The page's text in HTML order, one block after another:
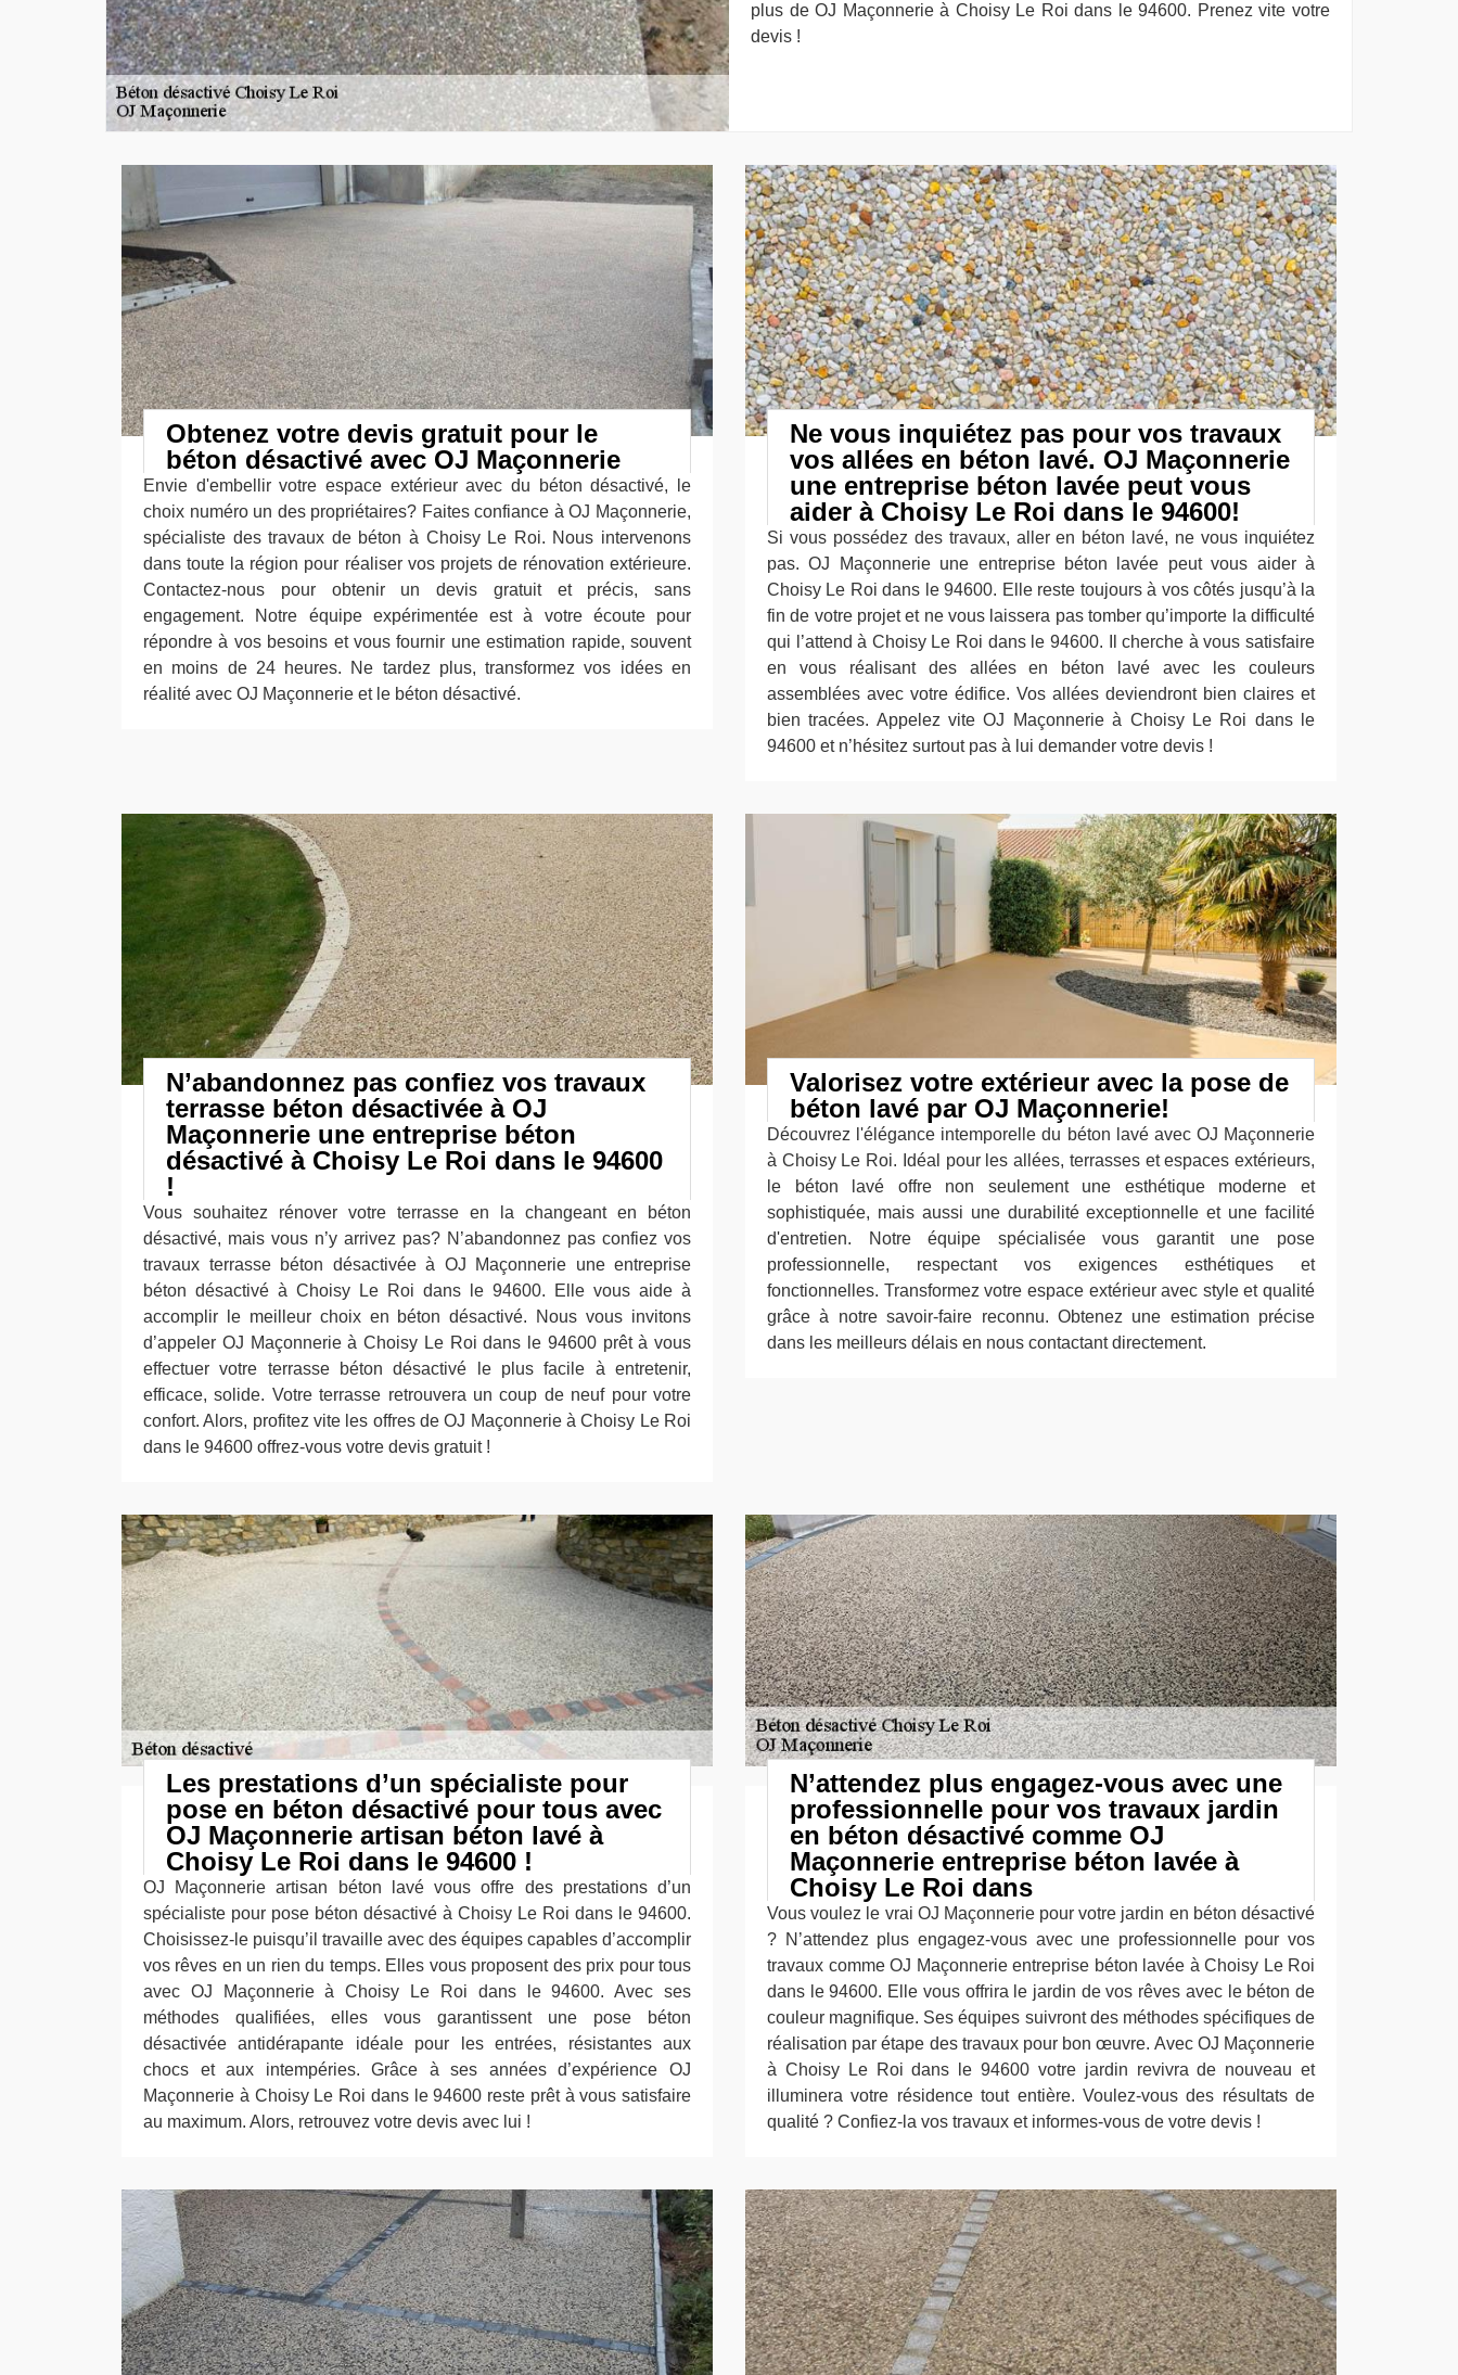
plus de OJ Maçonnerie à Choisy Le Roi dans le 94600. Prenez vite votre
devis !
Obtenez votre devis gratuit pour le
béton désactivé avec OJ Maçonnerie
Envie d'embellir votre espace extérieur avec du béton désactivé, le
choix numéro un des propriétaires? Faites confiance à OJ Maçonnerie,
spécialiste des travaux de béton à Choisy Le Roi. Nous intervenons
dans toute la région pour réaliser vos projets de rénovation extérieure.
Contactez-nous pour obtenir un devis gratuit et précis, sans
engagement. Notre équipe expérimentée est à votre écoute pour
répondre à vos besoins et vous fournir une estimation rapide, souvent
en moins de 24 heures. Ne tardez plus, transformez vos idées en
réalité avec OJ Maçonnerie et le béton désactivé.
Ne vous inquiétez pas pour vos travaux
vos allées en béton lavé. OJ Maçonnerie
une entreprise béton lavée peut vous
aider à Choisy Le Roi dans le 94600!
Si vous possédez des travaux, aller en béton lavé, ne vous inquiétez
pas. OJ Maçonnerie une entreprise béton lavée peut vous aider à
Choisy Le Roi dans le 94600. Elle reste toujours à vos côtés jusqu’à la
fin de votre projet et ne vous laissera pas tomber qu’importe la difficulté
qui l’attend à Choisy Le Roi dans le 94600. Il cherche à vous satisfaire
en vous réalisant des allées en béton lavé avec les couleurs
assemblées avec votre édifice. Vos allées deviendront bien claires et
bien tracées. Appelez vite OJ Maçonnerie à Choisy Le Roi dans le
94600 et n’hésitez surtout pas à lui demander votre devis !
N’abandonnez pas confiez vos travaux
terrasse béton désactivée à OJ
Maçonnerie une entreprise béton
désactivé à Choisy Le Roi dans le 94600
!
Vous souhaitez rénover votre terrasse en la changeant en béton
désactivé, mais vous n’y arrivez pas? N’abandonnez pas confiez vos
travaux terrasse béton désactivée à OJ Maçonnerie une entreprise
béton désactivé à Choisy Le Roi dans le 94600. Elle vous aide à
accomplir le meilleur choix en béton désactivé. Nous vous invitons
d’appeler OJ Maçonnerie à Choisy Le Roi dans le 94600 prêt à vous
effectuer votre terrasse béton désactivé le plus facile à entretenir,
efficace, solide. Votre terrasse retrouvera un coup de neuf pour votre
confort. Alors, profitez vite les offres de OJ Maçonnerie à Choisy Le Roi
dans le 94600 offrez-vous votre devis gratuit !
Valorisez votre extérieur avec la pose de
béton lavé par OJ Maçonnerie!
Découvrez l'élégance intemporelle du béton lavé avec OJ Maçonnerie
à Choisy Le Roi. Idéal pour les allées, terrasses et espaces extérieurs,
le béton lavé offre non seulement une esthétique moderne et
sophistiquée, mais aussi une durabilité exceptionnelle et une facilité
d'entretien. Notre équipe spécialisée vous garantit une pose
professionnelle, respectant vos exigences esthétiques et
fonctionnelles. Transformez votre espace extérieur avec style et qualité
grâce à notre savoir-faire reconnu. Obtenez une estimation précise
dans les meilleurs délais en nous contactant directement.
Les prestations d’un spécialiste pour
pose en béton désactivé pour tous avec
OJ Maçonnerie artisan béton lavé à
Choisy Le Roi dans le 94600 !
OJ Maçonnerie artisan béton lavé vous offre des prestations d’un
spécialiste pour pose béton désactivé à Choisy Le Roi dans le 94600.
Choisissez-le puisqu’il travaille avec des équipes capables d’accomplir
vos rêves en un rien du temps. Elles vous proposent des prix pour tous
avec OJ Maçonnerie à Choisy Le Roi dans le 94600. Avec ses
méthodes qualifiées, elles vous garantissent une pose béton
désactivée antidérapante idéale pour les entrées, résistantes aux
chocs et aux intempéries. Grâce à ses années d’expérience OJ
Maçonnerie à Choisy Le Roi dans le 94600 reste prêt à vous satisfaire
au maximum. Alors, retrouvez votre devis avec lui !
N’attendez plus engagez-vous avec une
professionnelle pour vos travaux jardin
en béton désactivé comme OJ
Maçonnerie entreprise béton lavée à
Choisy Le Roi dans
Vous voulez le vrai OJ Maçonnerie pour votre jardin en béton désactivé
? N’attendez plus engagez-vous avec une professionnelle pour vos
travaux comme OJ Maçonnerie entreprise béton lavée à Choisy Le Roi
dans le 94600. Elle vous offrira le jardin de vos rêves avec le béton de
couleur magnifique. Ses équipes suivront des méthodes spécifiques de
réalisation par étape des travaux pour bon œuvre. Avec OJ Maçonnerie
à Choisy Le Roi dans le 94600 votre jardin revivra de nouveau et
illuminera votre résidence tout entière. Voulez-vous des résultats de
qualité ? Confiez-la vos travaux et informes-vous de votre devis !